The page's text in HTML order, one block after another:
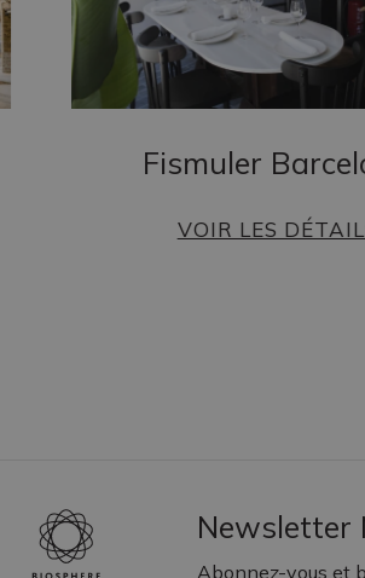
Fismuler
VOIR LES
Newsletter
Abonnez-vous et